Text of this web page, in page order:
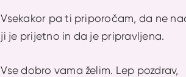
Vsekakor pa ti priporočam, da ne
ji je prijetno in da je pripravljena.
Vse dobro vama želim. Lep pozdrav,